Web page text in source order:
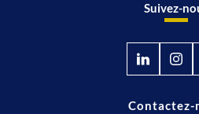
Suivez-
Contactez-